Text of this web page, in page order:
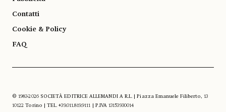
Contatti
Cookie & Policy
FAQ
© 1983-2026 SOCIETÀ EDITRICE ALLEMANDI A R.L. | Piazza Emanuele Filiberto, 13
10122 Torino | TEL. +39.011.819.9111 | P.IVA 13153930014